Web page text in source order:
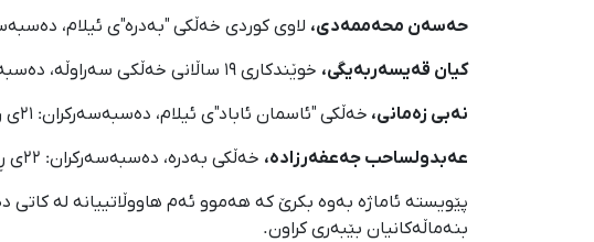
حەسەن محەممەدی، لاوی کوردی خەڵکی "بەدرە"ی ئیلام، دەسبەسەرکران: ١٩ی ڕێبەندانی ١٤٠٤، ١١ ڕۆژ
کیان قەیسەربەیگی، خوێندکاری ١٩ ساڵانی خەڵكی سەراوڵە، دەسبەسەرکران: ٢١ی ڕێبەندانی ١٤٠٤، ٤ ڕۆژ ناڕوونیی چارەنووس
نەبی زەمانی، خەڵکی "ئاسمان ئاباد"ی ئیلام، دەسبەسەرکران: ٢١ی ڕێبەندانی ١٤٠٤، ٤ ڕۆژ ناڕوونیی چارەنووس
عەبدولساحب جەعفەرزادە، خەڵکی بەدرە، دەسبەسەرکران: ٢٢ی ڕێبەندانی ١٤٠٤، ٣ ڕۆژ ناڕوونیی چارەنووس
پێویستە ئاماژە بەوە بکرێ کە هەموو ئەم هاووڵاتییانە لە
بنەماڵەکانیان بێبەری کراون.